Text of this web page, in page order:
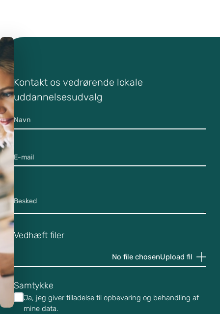
Kontaktformular LUU
Kontakt os vedrørende lokale
uddannelsesudvalg
Navn
E-mail
Besked
Vedhæft filer
Upload fil
No file chosen
Samtykke
Ja, jeg giver tilladelse til opbevaring og behandling af
mine data.